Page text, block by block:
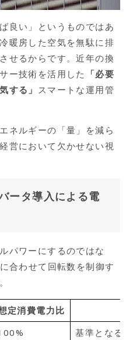
良い」というものではあ
暖房した空気を無駄に排
せるからです。近年の換
ー技術を活用した
「必要
する」 スマートな運用管
ネルギーの「量」を減ら
営において欠かせない視
ータ導入による電
パワーにするのではな
合わせて回転数を制御す
定消費電力比
基準となる